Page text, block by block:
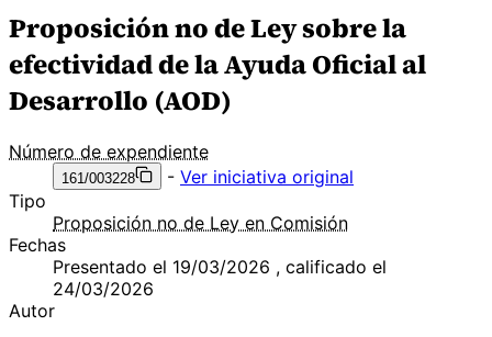
Proposición no de Ley sobre la
efectividad de la Ayuda Oficial al
Desarrollo (AOD)
Número de expendiente
161/003228 - Ver iniciativa original
Tipo
Proposición no de Ley en Comisión
Fechas
Presentado el 19/03/2026 , calificado el
24/03/2026
Autor